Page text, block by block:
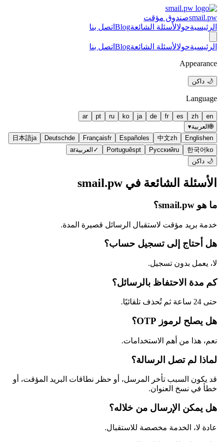
smail.pwصندوق مؤقت
الرئيسيةحولالأسئلة الشائعةBlog اتصل بنا
الرئيسيةحولالأسئلة الشائعةBlog اتصل بنا
Appearance
🌙 داكن
Language
en
zh
es
fr
de
ja
ko
ru
pt
ar
🌐العربية▾
Englishen
中文zh
Español es
Françaisfr
Deutschde
日本語ja
한국어 ko
Русскийru
Portuguêspt
✓ العربيةar
🌙 داكن
الأسئلة الشائعة في smail.pw
ما هو smail.pw؟
خدمة بريد مؤقت لاستقبال الرسائل قصيرة المدة.
هل أحتاج إلى تسجيل حساب؟
لا، يعمل بدون تسجيل.
كم مدة الاحتفاظ بالرسائل؟
حتى 24 ساعة ثم تُحذف تلقائيًا.
هل يصلح لرموز OTP؟
نعم، هذا من أهم الاستخدامات.
لماذا لم تصل الرسالة؟
قد يكون السبب تأخر المرسل، أو حظر نطاقات البريد المؤقت، أو
خطأ في نسخ العنوان.
هل يمكن الإرسال من خلاله؟
عادة لا، الخدمة مخصصة للاستقبال.